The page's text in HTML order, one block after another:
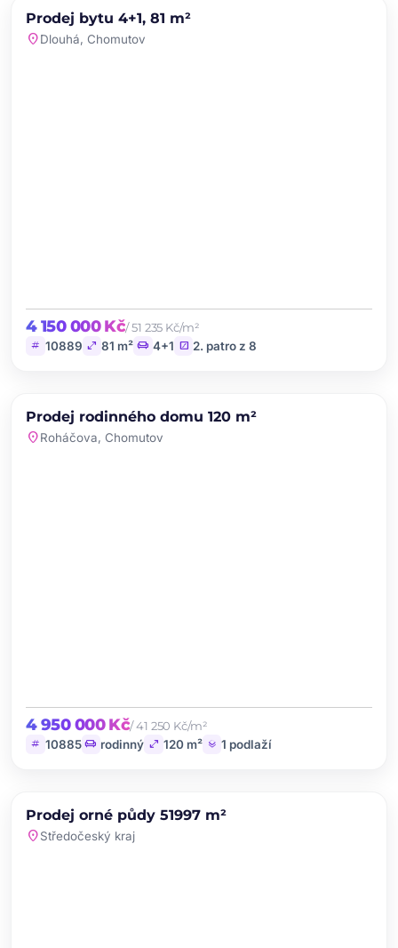
PRODEJ
Prodej bytu 4+1, 81 m²
location_onDlouhá, Chomutov
4 150 000 Kč/ 51 235 Kč/m²
tag 10889 open_in_full 81 m² chair 4+1 stairs 2. patro z 8
PRODEJ
Prodej rodinného domu 120 m²
location_onRoháčova, Chomutov
4 950 000 Kč/ 41 250 Kč/m²
tag 10885 chair rodinný open_in_full 120 m² layers 1 podlaží
PRODEJ
Prodej orné půdy 51997 m²
location_onStředočeský kraj